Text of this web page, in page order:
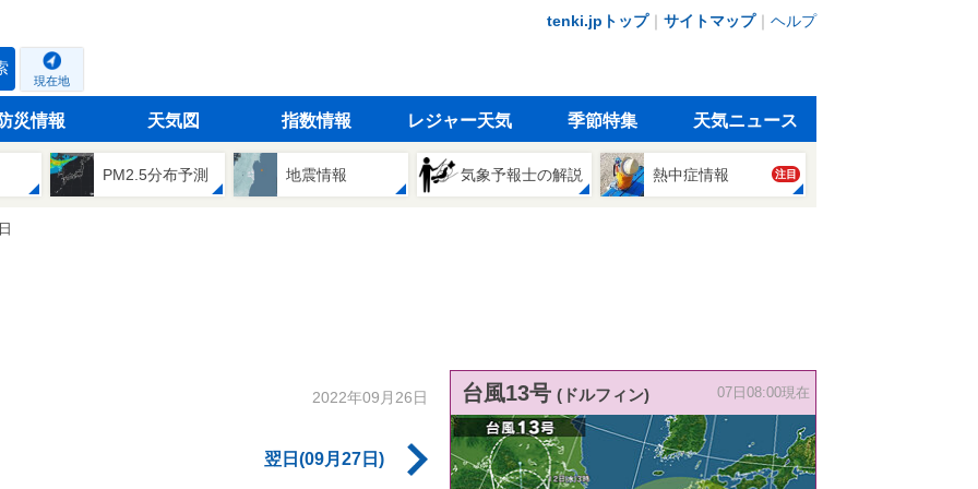
tenki.jpトップ｜ サイトマップ｜ ヘルプ
現在地
災情報 天気図 指数情報 レジャー天気 季節特集 天気ニュース
PM2.5分布予測 地震情報 気象予報士の解説 熱中症情報 注目
2022年09月26日
翌日(09月27日)
台風13号 (ドルフィン) 07日08:00現在